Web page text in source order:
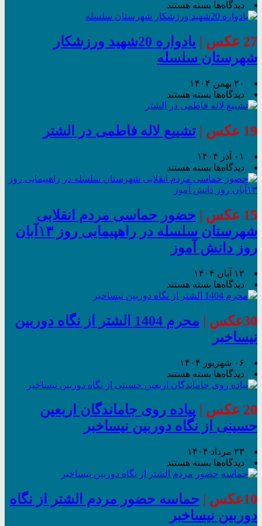
دیدگاه‌ها برای
حماسه
۲۲
بهمن
الشتر
از
لنز
دوربین
ببینید
بسته هستند
27 عکس |
یادواره 20شهید ورزشکار
شهرستان سلسله
۲۰ بهمن ۱۴۰۴
دیدگاه‌ها برای
یادواره
ورزشکار
شهرستان
بسته هستند
19 عکس | تشییع‌ لاله‌ فاطمی در الشتر
۰۱ آذر ۱۴۰۴
دیدگاه‌ها برای
تشییع‌
لاله‌
الشتر
بسته هستند
15 عکس |
حضور حماسی مردم انقلابی
شهرستان سلسله در راهپیمایی روز ۱۳آبان
روز دانش آموز
۱۳ آبان ۱۴۰۴
دیدگاه‌ها برای
حضور
مردم
انقلابی
در
راهپیمایی
روز
روز
دانش
آموز
بسته هستند
30عکس |
محرم 1404 الشتر از نگاه دوربین
نیساخبر
۰۶ شهریور ۱۴۰۴
دیدگاه‌ها برای
محرم
الشتر
از
نگاه
نیساخبر
بسته هستند
20 عکس |
پیاده روی جاماندگان اربعین
حسینی از نگاه دوربین نیساخبر
۲۳ مرداد ۱۴۰۴
دیدگاه‌ها برای
پیاده
جاماندگان
اربعین
حسینی
بسته هستند
10عکس |
حماسه حضور مردم الشتر از نگاه
دوربین نیساخبر